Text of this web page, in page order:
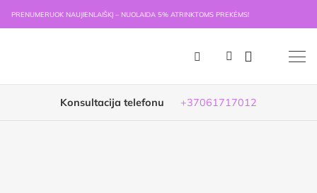
PRENUMERUOK NAUJIENLAIŠKĮ – NUOLAIDA 5% ATRINKTOMS PREKĖMS!
Konsultacija telefonu +37061717012